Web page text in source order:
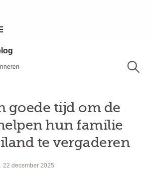
goede tijd om de
hun familie
te vergaderen
22 december 2025